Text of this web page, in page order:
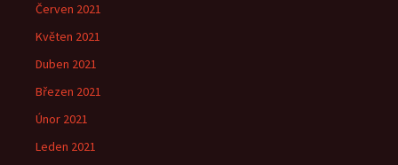
Červen 2021
Květen 2021
Duben 2021
Březen 2021
Únor 2021
Leden 2021